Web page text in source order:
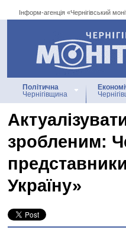
Інформ-агенція «Чернігівський
Інформ-агенція
«Чернігівський
Політична
Чернігівщина
зробленим:
Україну»